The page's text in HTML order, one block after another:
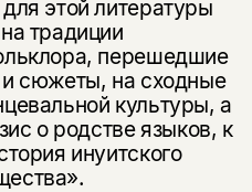
этой литературы
традиции
перешедшие
сюжеты, на сходные
культуры, а
о родстве языков, к
инуитского